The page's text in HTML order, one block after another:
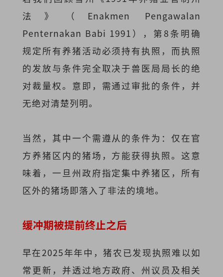
法》（Enakmen Pengawalan
Penternakan Babi 1991），第8条明确
规定所有养猪活动必须持有执照，而执照
的发放与条件完全取决于兽医局局长的绝
对裁量权。意即，需通过审批的条件，并
无绝对清楚列明。
当然，其中一个需遵从的条件为：仅在官
方养猪区内的猪场，方能获得执照。这意
味着，一旦州政府指定集中养猪区，所有
区外的猪场即落入了非法的境地。
缓冲期被提前终止之后
早在2025年年中 ，猪农已发现执照难以如
常更新，并透过地方政府、州议员及相关